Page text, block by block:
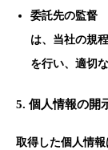
委託先の監督
は、当社の規
を行い、適切
5. 個人情報の開
取得した個人情